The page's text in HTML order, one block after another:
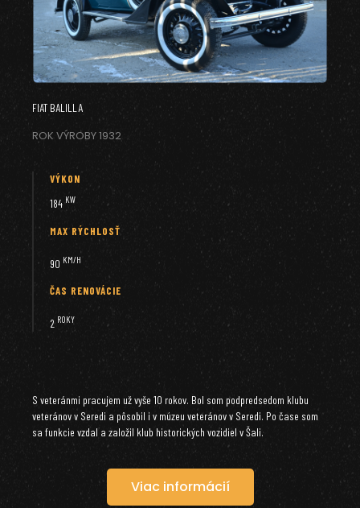
FIAT BALILLA
ROK VÝROBY 1932
VÝKON
184 KW
MAX RÝCHLOSŤ
90 KM/H
ČAS RENOVÁCIE
2 ROKY
S veteránmi pracujem už vyše 10 rokov. Bol som podpredsedom klubu
veteránov v Seredi a pôsobil i v múzeu veteránov v Seredi. Po čase som
sa funkcie vzdal a založil klub historických vozidiel v Šali.
Viac informácií